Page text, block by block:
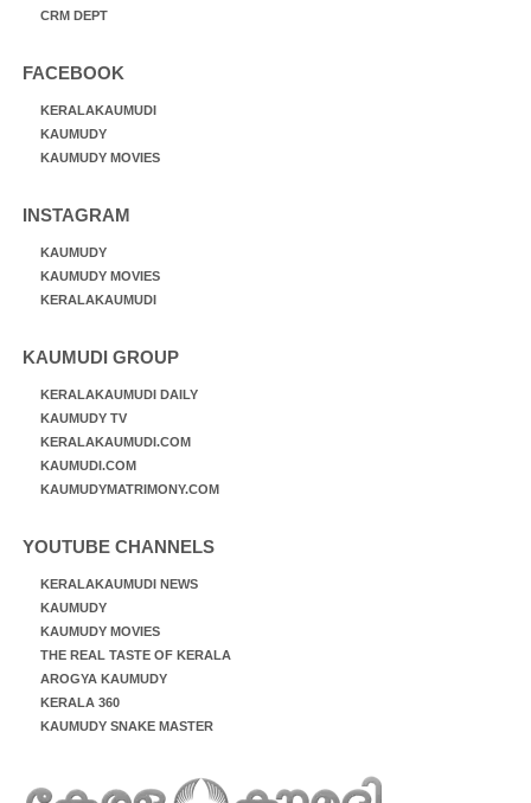
CRM DEPT
FACEBOOK
KERALAKAUMUDI
KAUMUDY
KAUMUDY MOVIES
INSTAGRAM
KAUMUDY
KAUMUDY MOVIES
KERALAKAUMUDI
KAUMUDI GROUP
KERALAKAUMUDI DAILY
KAUMUDY TV
KERALAKAUMUDI.COM
KAUMUDI.COM
KAUMUDYMATRIMONY.COM
YOUTUBE CHANNELS
KERALAKAUMUDI NEWS
KAUMUDY
KAUMUDY MOVIES
THE REAL TASTE OF KERALA
AROGYA KAUMUDY
KERALA 360
KAUMUDY SNAKE MASTER